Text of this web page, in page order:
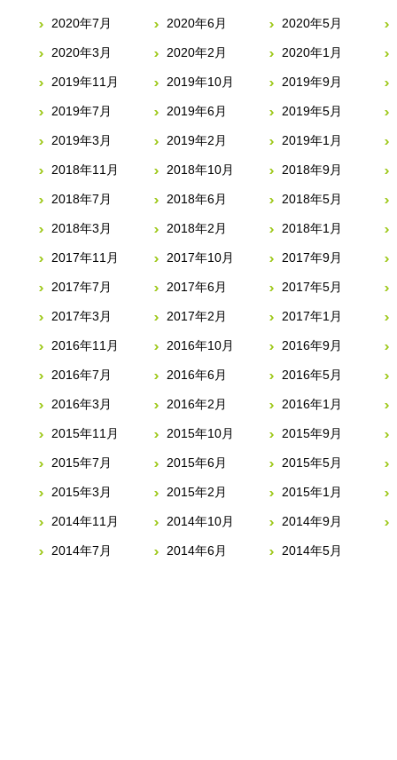
2020年7月 2020年6月 2020年5月
2020年3月 2020年2月 2020年1月
2019年11月 2019年10月 2019年9月
2019年7月 2019年6月 2019年5月
2019年3月 2019年2月 2019年1月
2018年11月 2018年10月 2018年9月
2018年7月 2018年6月 2018年5月
2018年3月 2018年2月 2018年1月
2017年11月 2017年10月 2017年9月
2017年7月 2017年6月 2017年5月
2017年3月 2017年2月 2017年1月
2016年11月 2016年10月 2016年9月
2016年7月 2016年6月 2016年5月
2016年3月 2016年2月 2016年1月
2015年11月 2015年10月 2015年9月
2015年7月 2015年6月 2015年5月
2015年3月 2015年2月 2015年1月
2014年11月 2014年10月 2014年9月
2014年7月 2014年6月 2014年5月